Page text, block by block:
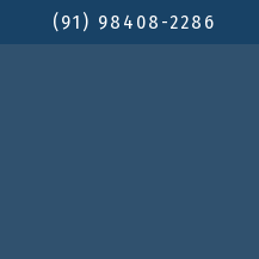
(91) 98408-2286